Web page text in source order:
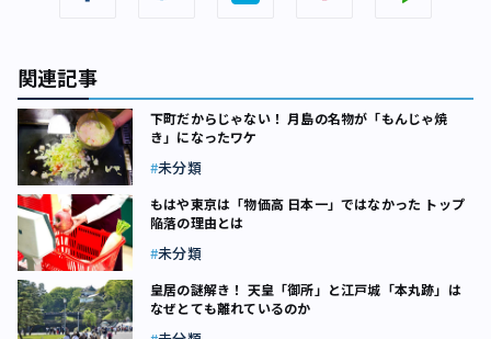
関連記事
下町だからじゃない！ 月島の名物が「もんじゃ焼
き」になったワケ
未分類
もはや東京は「物価高 日本一」ではなかった トップ
陥落の理由とは
未分類
皇居の謎解き！ 天皇「御所」と江戸城「本丸跡」は
なぜとても離れているのか